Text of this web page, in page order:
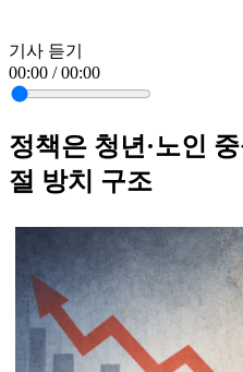
기사 듣기
00:00 / 00:00
정책은 청년·노인
절 방치 구조